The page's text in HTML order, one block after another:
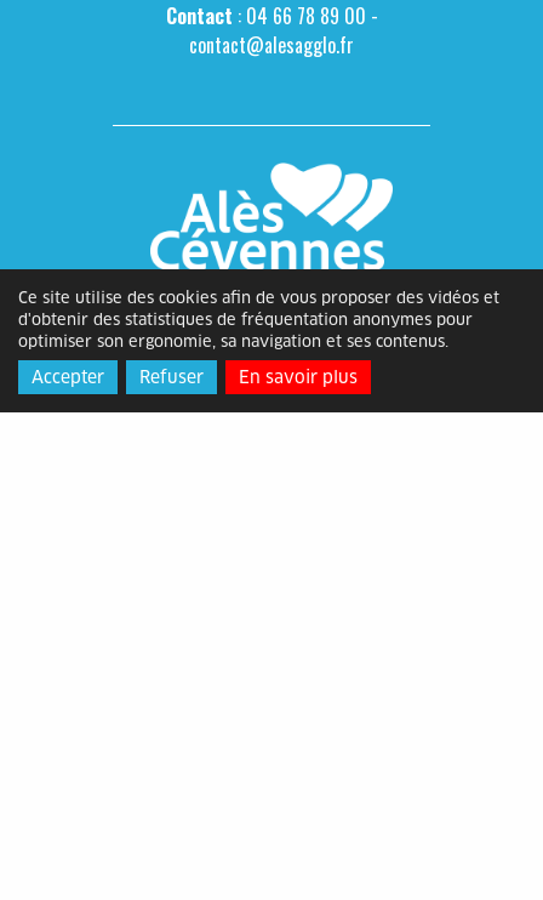
Ce site utilise des cookies afin de vous proposer des vidéos et
d'obtenir des statistiques de fréquentation anonymes pour
optimiser son ergonomie, sa navigation et ses contenus.
Accepter Refuser En savoir plus
Contact : 04 66 78 89 00 -
contact@alesagglo.fr
Ville d'Alès